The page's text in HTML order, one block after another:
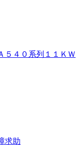
５４０系列１１ＫＷ
求助